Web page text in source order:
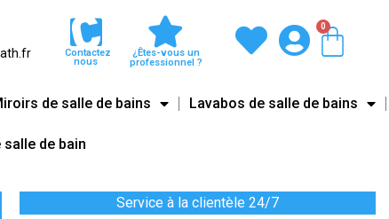
Contactez
nous
¿Êtes-vous un
professionnel ?
0
de salle de bains Lavabos de salle de bains
de bain
Service à la clientèle 24/7